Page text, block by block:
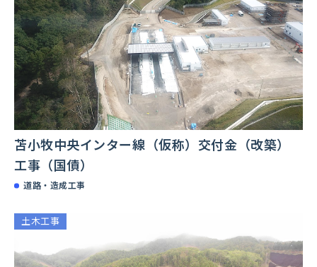
苫小牧中央インター線（仮称）交付金（改築）
工事（国債）
道路・造成工事
土木工事